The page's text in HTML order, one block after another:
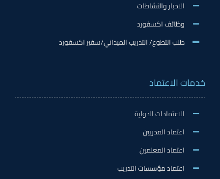
الاخبار والنشاطات
وظائف اكسفورد
طلب التطوع/ التدريب الميداني/سفير اكسفورد
خدمات الاعتماد
الاعتمادات الدولية
اعتماد المدربين
اعتماد المعلمين
اعتماد مؤسسات التدريب